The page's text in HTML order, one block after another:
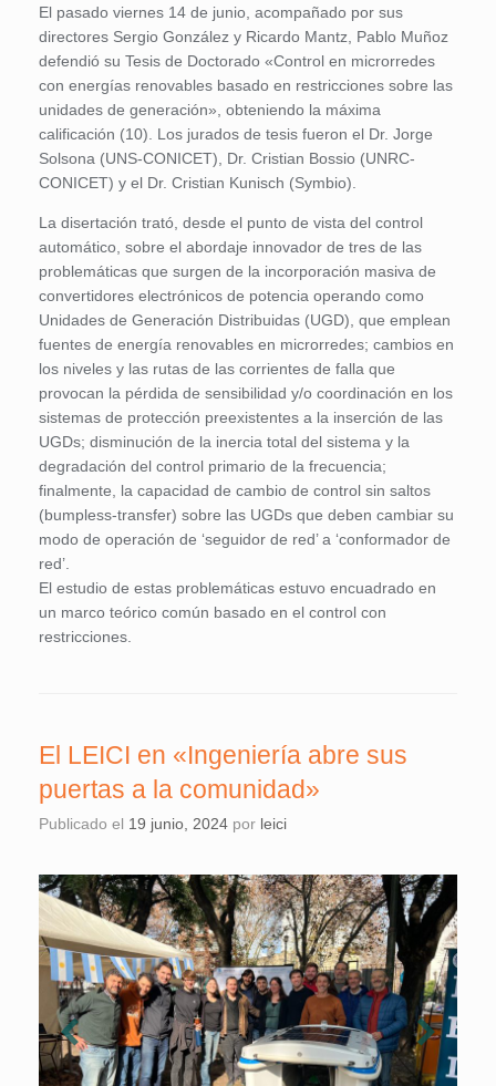
El pasado viernes 14 de junio, acompañado por sus
directores Sergio González y Ricardo Mantz, Pablo Muñoz
defendió su Tesis de Doctorado «Control en microrredes
con energías renovables basado en restricciones sobre las
unidades de generación», obteniendo la máxima
calificación (10). Los jurados de tesis fueron el Dr. Jorge
Solsona (UNS-CONICET), Dr. Cristian Bossio (UNRC-
CONICET) y el Dr. Cristian Kunisch (Symbio).
La disertación trató, desde el punto de vista del control
automático, sobre el abordaje innovador de tres de las
problemáticas que surgen de la incorporación masiva de
convertidores electrónicos de potencia operando como
Unidades de Generación Distribuidas (UGD), que emplean
fuentes de energía renovables en microrredes; cambios en
los niveles y las rutas de las corrientes de falla que
provocan la pérdida de sensibilidad y/o coordinación en los
sistemas de protección preexistentes a la inserción de las
UGDs; disminución de la inercia total del sistema y la
degradación del control primario de la frecuencia;
finalmente, la capacidad de cambio de control sin saltos
(bumpless-transfer) sobre las UGDs que deben cambiar su
modo de operación de ‘seguidor de red’ a ‘conformador de
red’.
El estudio de estas problemáticas estuvo encuadrado en
un marco teórico común basado en el control con
restricciones.
El LEICI en «Ingeniería abre sus
puertas a la comunidad»
Publicado el 19 junio, 2024 por leici